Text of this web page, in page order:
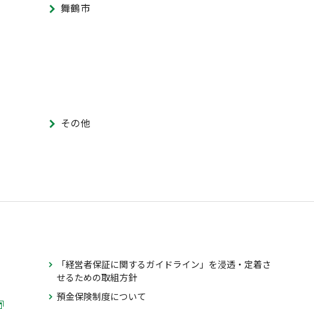
舞鶴市
その他
「経営者保証に関するガイドライン」を浸透・定着さ
せるための取組方針
預金保険制度について